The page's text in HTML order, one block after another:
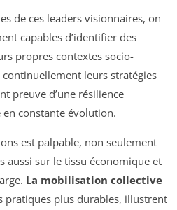
de ces leaders visionnaires, on
capables d’identifier des
propres contextes socio-
leurs stratégies
preuve d’une résilience
constante évolution.
est palpable, non seulement
aussi sur le tissu économique et
La mobilisation collective
pratiques plus durables, illustrent